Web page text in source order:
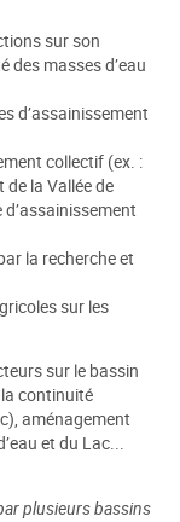
sur son
masses d’eau
d’assainissement
collectif (ex. :
la Vallée de
la recherche et
sur les
sur le bassin
continuité
aménagement
et du Lac...
plusieurs bassins